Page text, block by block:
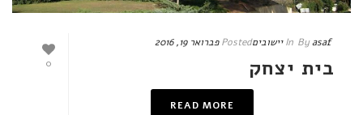
0
Byasaf
In יישוביםPosted פברואר 19, 2016
בית יצחק
READ MORE